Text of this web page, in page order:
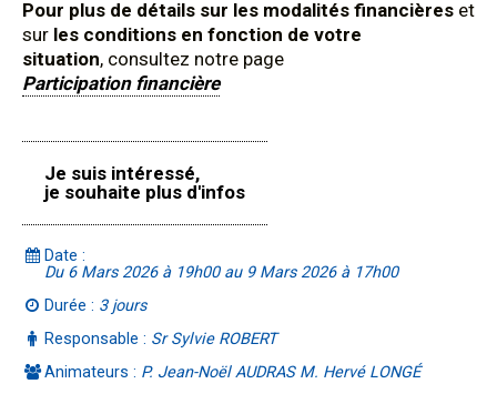
Pour plus de détails sur les modalités financières et
sur les conditions en fonction de votre
situation, consultez notre page
Participation financière
Je suis intéressé,
je souhaite plus d'infos
Date :
Du 6 Mars 2026 à 19h00 au 9 Mars 2026 à 17h00
Durée : 3 jours
Responsable : Sr Sylvie ROBERT
Animateurs : P. Jean-Noël AUDRAS M. Hervé LONGÉ